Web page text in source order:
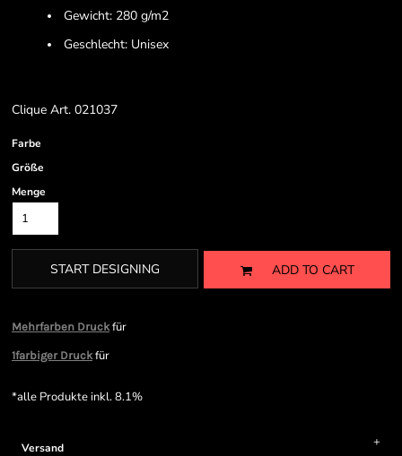
Gewicht: 280 g/m2
Geschlecht: Unisex
Clique Art. 021037
Farbe
Größe
Menge
START DESIGNING ADD TO CART
Mehrfarben Druckfür
1farbiger Druckfür
*alle Produkte inkl. 8.1%
Versand